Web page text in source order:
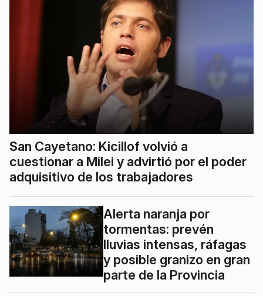
San Cayetano: Kicillof volvió a
cuestionar a Milei y advirtió por el poder
adquisitivo de los trabajadores
Alerta naranja por
tormentas: prevén
lluvias intensas, ráfagas
y posible granizo en gran
parte de la Provincia